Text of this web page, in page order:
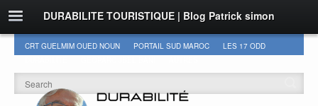
DURABILITE TOURISTIQUE | Blog Patrick simon
CRT GUELMIM OUED NOUN PORTAIL SUD MAROC
LES 17 ODD